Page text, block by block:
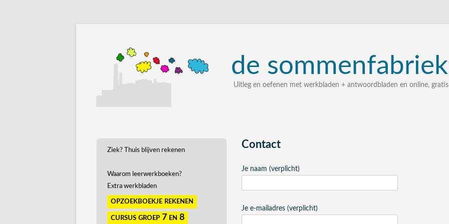
de sommenfabriek
Uitleg en oefenen met werkbladen + antwoordbladen en online, gratis
Contact
Je naam (verplicht)
Je e-mailadres (verplicht)
Ziek? Thuis blijven rekenen
Waarom leerwerkboeken?
Extra werkbladen
opzoekboekje rekenen
cursus groep 7 en 8